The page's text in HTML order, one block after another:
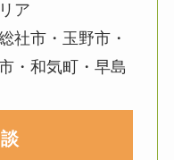
ア
社市・玉野市・
・和気町・早島